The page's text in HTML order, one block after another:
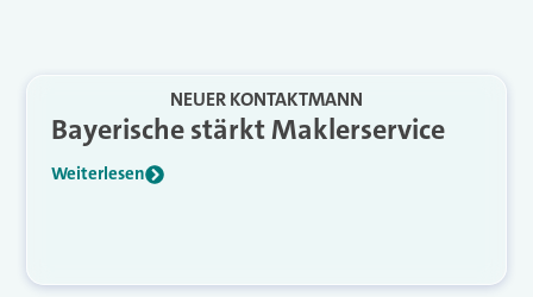
NEUER KONTAKTMANN
Bayerische stärkt Maklerservice
Weiterlesen